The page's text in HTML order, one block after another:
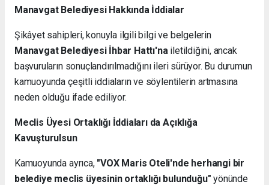
Manavgat Belediyesi Hakkında İddialar
Şikâyet sahipleri, konuyla ilgili bilgi ve belgelerin
Manavgat Belediyesi İhbar Hattı'na iletildiğini, ancak
başvuruların sonuçlandırılmadığını ileri sürüyor. Bu durumun
kamuoyunda çeşitli iddiaların ve söylentilerin artmasına
neden olduğu ifade ediliyor.
Meclis Üyesi Ortaklığı İddiaları da Açıklığa
Kavuşturulsun
Kamuoyunda ayrıca, "VOX Maris Oteli'nde herhangi bir
belediye meclis üyesinin ortaklığı bulunduğu" yönünde